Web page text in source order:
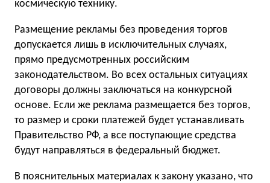
космическую технику.
Размещение рекламы без проведения торгов
допускается лишь в исключительных случаях,
прямо предусмотренных российским
законодательством. Во всех остальных ситуациях
договоры должны заключаться на конкурсной
основе. Если же реклама размещается без торгов,
то размер и сроки платежей будет устанавливать
Правительство РФ, а все поступающие средства
будут направляться в федеральный бюджет.
В пояснительных материалах к закону указано, что